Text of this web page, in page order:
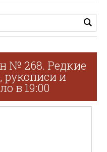
№ 268. Редкие
рукописи и
в 19:00